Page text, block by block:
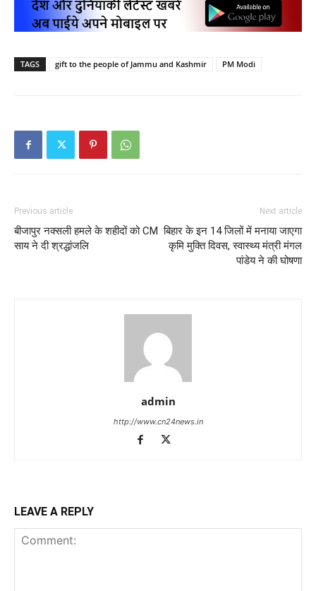
TAGS gift to the people of Jammu and Kashmir PM Modi
Previous article
बीजापुर नक्सली हमले के शहीदों को CM
साय ने दी श्रद्धांजलि
Next article
बिहार के इन 14 जिलों में मनाया जाएगा
कृमि मुक्ति दिवस, स्वास्थ्य मंत्री मंगल
पांडेय ने की घोषणा
admin
http://www.cn24news.in
LEAVE A REPLY